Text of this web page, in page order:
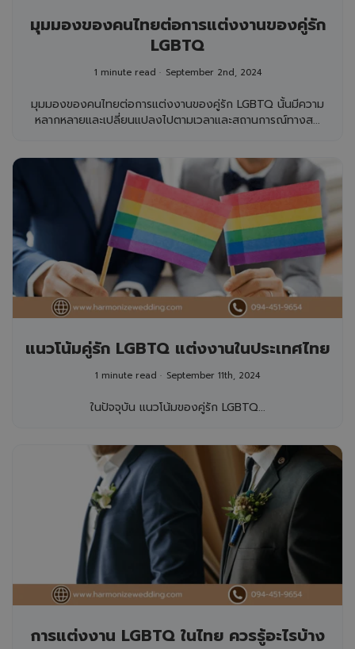
มุมมองของคนไทยต่อการแต่งงานของคู่รัก
LGBTQ
1 minute read September 2nd, 2024
มุมมองของคนไทยต่อการแต่งงานของคู่รัก LGBTQ นั้นมีความ
หลากหลายและเปลี่ยนแปลงไปตามเวลาและสถานการณ์ทางส...
แนวโน้มคู่รัก LGBTQ แต่งงานในประเทศไทย
1 minute read September 11th, 2024
ในปัจจุบัน แนวโน้มของคู่รัก LGBTQ...
การแต่งงาน LGBTQ ในไทย ควรรู้อะไรบ้าง